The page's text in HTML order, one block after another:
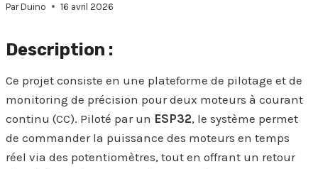
Par Duino 16 avril 2026
Description :
Ce projet consiste en une plateforme de pilotage et de
monitoring de précision pour deux moteurs à courant
continu (CC). Piloté par un ESP32, le système permet
de commander la puissance des moteurs en temps
réel via des potentiomètres, tout en offrant un retour